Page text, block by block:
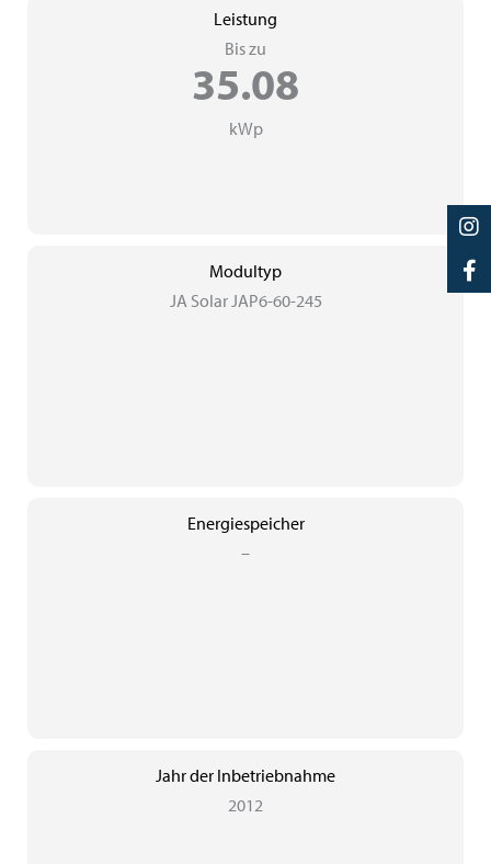
Leistung
Bis zu
35.08
kWp
Modultyp
JA Solar JAP6-60-245
Energiespeicher
–
Jahr der Inbetriebnahme
2012